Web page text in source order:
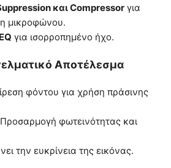
και Compressor για
μικροφώνου.
για ισορροπημένο ήχο.
Αποτέλεσμα
φόντου για χρήση πράσινης
φωτεινότητας και
την ευκρίνεια της εικόνας.